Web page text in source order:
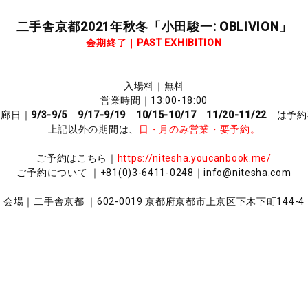
二手舎京都2021年秋冬「小田駿一: OBLIVION」
会期終了｜PAST EXHIBITION
入場料｜無料
営業時間｜13:00-18:00
日｜ 9/3-9/5 9/17-9/19 10/15-10/17 11/20-11/22は予約
上記以外の期間は、
日・月のみ営業・要予約。
ご予約はこちら｜ https://nitesha.youcanbook.me/
ご予約について ｜+81(0)3-6411-0248｜info@nitesha.com
会場｜二手舎京都 ｜602-0019 京都府京都市上京区下木下町144-4